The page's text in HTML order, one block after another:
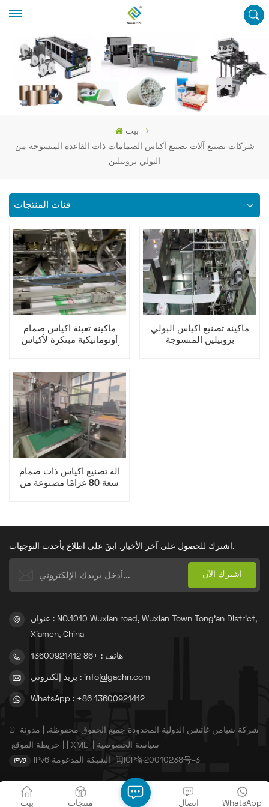
بيت
شركات تصنيع آلات تصنيع أكياس الصمامات ذات القاعدة المنسوجة من
البولي بروبيلين
فئات المنتجات
ماكينة تعبئة أكياس صمام
أوتوماتيكية مبتكرة لأكياس
ماكينة تصنيع أكياس البولي
بروبيلين المنسوجة
آلة تصنيع أكياس ذات صمام
سعة 80 غرامًا مصنوعة من
اشترك للحصول على آخر الأخبار. ابقَ على اطلاع بأحدث التوجهات.
عنوان : NO.1010 Wuxian road, Wuxian Town Tong'an District,
Xiamen, China
هاتف : +86 13600921412
بريد إلكتروني : info@gachn.com
WhatsApp : +86 13600921412
© شركة شيامن غاتشن الدولية المحدودة جميع الحقوق محفوظة. |
مدونة
خريطة الموقع XML
سياسة الخصوصية
闽ICP备20010238号-3
بيت منتجات WhatsApp اتصال